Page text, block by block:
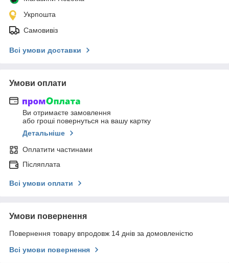
Укрпошта
Самовивіз
Всі умови доставки
Умови оплати
Ви отримаєте замовлення
або гроші повернуться на вашу картку
Детальніше
Оплатити частинами
Післяплата
Всі умови оплати
Умови повернення
Повернення товару впродовж 14 днів за домовленістю
Всі умови повернення